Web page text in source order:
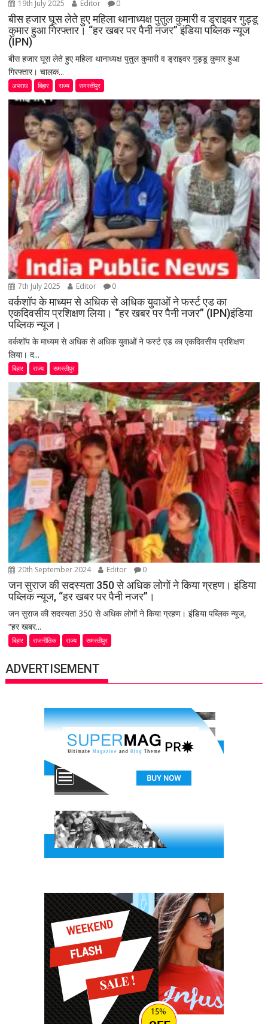
19th July 2025 Editor 0
बीस हजार घूस लेते हुए महिला थानाध्यक्ष पुतुल कुमारी व ड्राइवर गुड्डू
कुमार हुआ गिरफ्तार। “हर खबर पर पैनी नजर” इंडिया पब्लिक न्यूज
(IPN)
बीस हजार घूस लेते हुए महिला थानाध्यक्ष पुतुल कुमारी व ड्राइवर गुड्डू कुमार हुआ
गिरफ्तार। चालक...
अपराध बिहार राज्य समस्तीपुर
7th July 2025 Editor 0
वर्कशॉप के माध्यम से अधिक से अधिक युवाओं ने फर्स्ट एड का
एकदिवसीय प्रशिक्षण लिया। “हर खबर पर पैनी नजर” (IPN)इंडिया
पब्लिक न्यूज।
वर्कशॉप के माध्यम से अधिक से अधिक युवाओं ने फर्स्ट एड का एकदिवसीय प्रशिक्षण
लिया। द...
बिहार राज्य समस्तीपुर
20th September 2024 Editor 0
जन सुराज की सदस्यता 350 से अधिक लोगों ने किया ग्रहण। इंडिया
पब्लिक न्यूज, “हर खबर पर पैनी नजर”।
जन सुराज की सदस्यता 350 से अधिक लोगों ने किया ग्रहण। इंडिया पब्लिक न्यूज,
“हर खबर...
बिहार राजनीतिक राज्य समस्तीपुर
ADVERTISEMENT